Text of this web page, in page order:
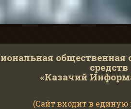
общественная
«Казачий
(Сайт входит в